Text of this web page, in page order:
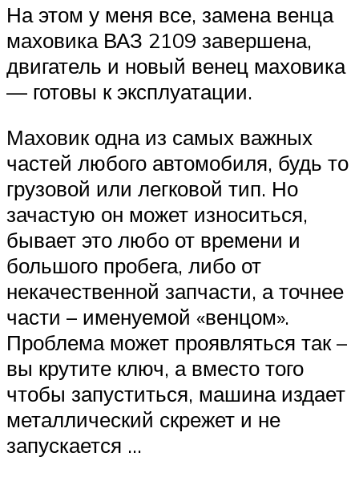
На этом у меня все, замена венца
маховика ВАЗ 2109 завершена,
двигатель и новый венец маховика
— готовы к эксплуатации.
Маховик одна из самых важных
частей любого автомобиля, будь то
грузовой или легковой тип. Но
зачастую он может износиться,
бывает это любо от времени и
большого пробега, либо от
некачественной запчасти, а точнее
части – именуемой «венцом».
Проблема может проявляться так –
вы крутите ключ, а вместо того
чтобы запуститься, машина издает
металлический скрежет и не
запускается …